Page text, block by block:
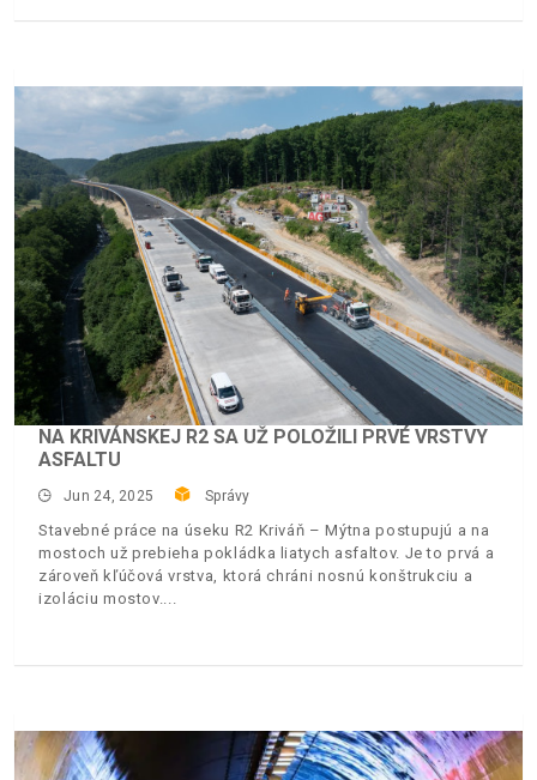
NA KRIVÁNSKEJ R2 SA UŽ POLOŽILI PRVÉ VRSTVY
ASFALTU
Jun 24, 2025 Správy
Stavebné práce na úseku R2 Kriváň – Mýtna postupujú a na
mostoch už prebieha pokládka liatych asfaltov. Je to prvá a
zároveň kľúčová vrstva, ktorá chráni nosnú konštrukciu a
izoláciu mostov.